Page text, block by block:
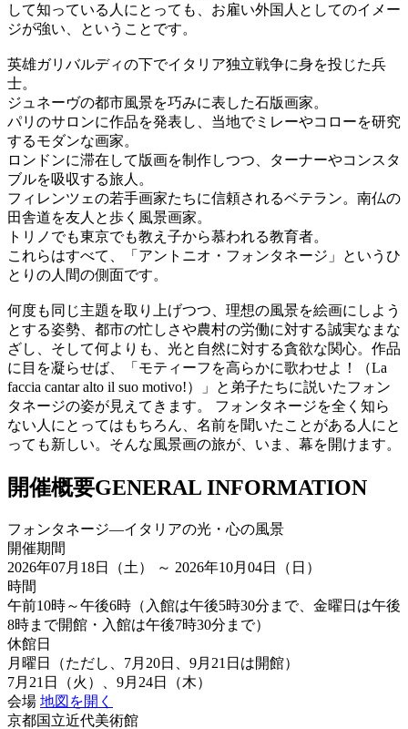
して知っている人にとっても、お雇い外国人としてのイメー
ジが強い、ということです。
英雄ガリバルディの下でイタリア独立戦争に身を投じた兵
士。
ジュネーヴの都市風景を巧みに表した石版画家。
パリのサロンに作品を発表し、当地でミレーやコローを研究
するモダンな画家。
ロンドンに滞在して版画を制作しつつ、ターナーやコンスタ
ブルを吸収する旅人。
フィレンツェの若手画家たちに信頼されるベテラン。南仏の
田舎道を友人と歩く風景画家。
トリノでも東京でも教え子から慕われる教育者。
これらはすべて、「アントニオ・フォンタネージ」というひ
とりの人間の側面です。
何度も同じ主題を取り上げつつ、理想の風景を絵画にしよう
とする姿勢、都市の忙しさや農村の労働に対する誠実なまな
ざし、そして何よりも、光と自然に対する貪欲な関心。作品
に目を凝らせば、「モティーフを高らかに歌わせよ！（La
faccia cantar alto il suo motivo!）」と弟子たちに説いたフォン
タネージの姿が見えてきます。 フォンタネージを全く知ら
ない人にとってはもちろん、名前を聞いたことがある人にと
っても新しい。そんな風景画の旅が、いま、幕を開けます。
開催概要GENERAL INFORMATION
フォンタネージ—イタリアの光・心の風景
開催期間
2026年07月18日（土） ～ 2026年10月04日（日）
時間
午前10時～午後6時（入館は午後5時30分まで、金曜日は午後
8時まで開館・入館は午後7時30分まで）
休館日
月曜日（ただし、7月20日、9月21日は開館）
7月21日（火）、9月24日（木）
会場 地図を開く
京都国立近代美術館